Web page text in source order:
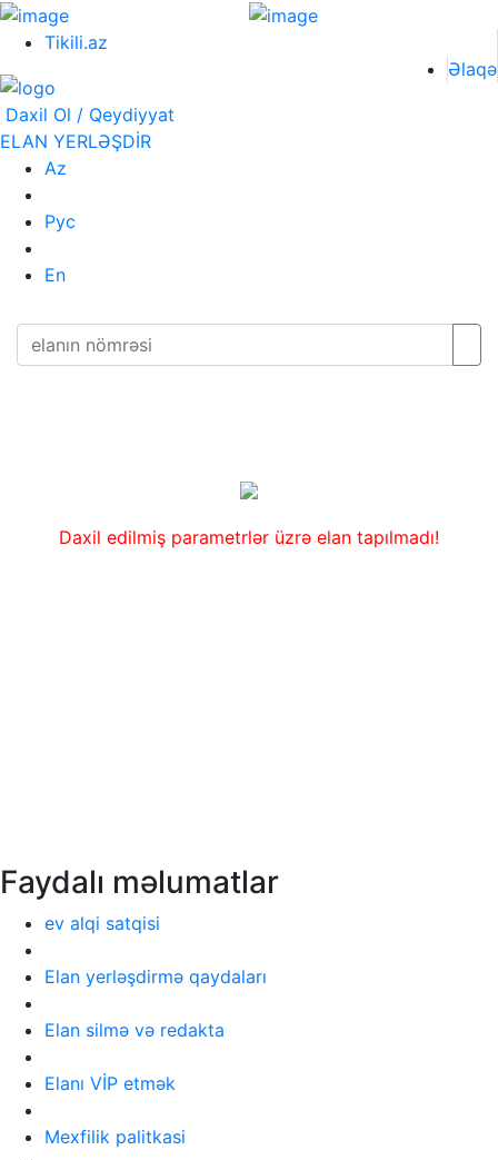
Tikili.az
Əlaqə
Daxil Ol / Qeydiyyat
ELAN YERLƏŞDİR
Az
Рус
En
Daxil edilmiş parametrlər üzrə elan tapılmadı!
Faydalı məlumatlar
ev alqi satqisi
Elan yerləşdirmə qaydaları
Elan silmə və redakta
Elanı VİP etmək
Mexfilik palitkasi